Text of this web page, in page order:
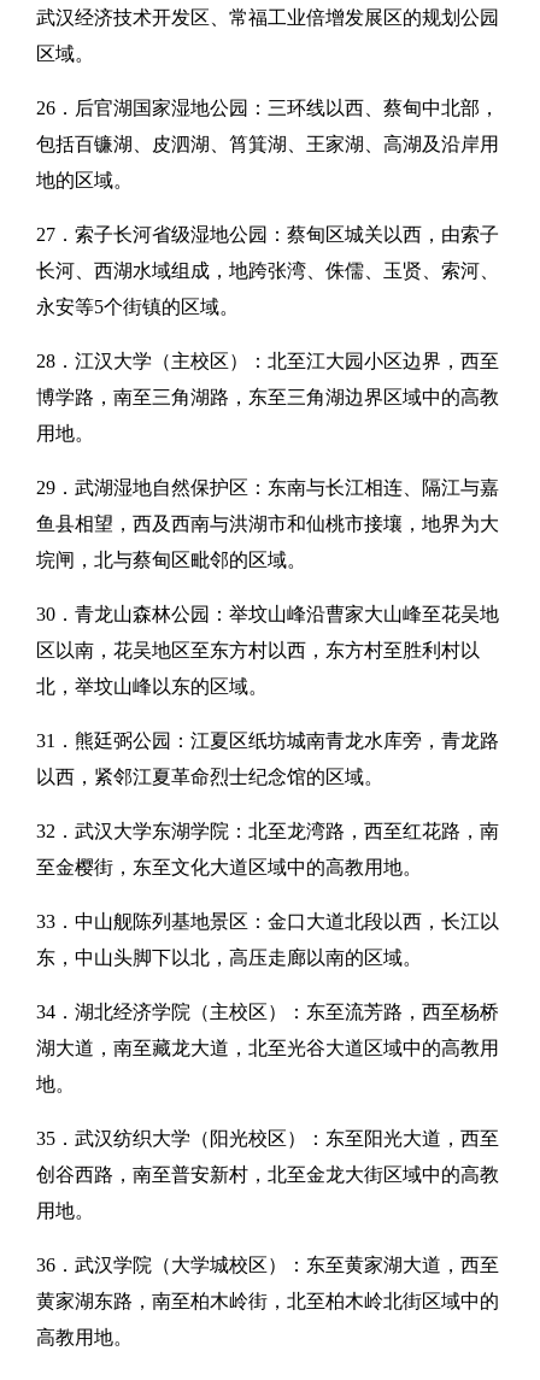
武汉经济技术开发区、常福工业倍增发展区的规划公园
区域。
26．后官湖国家湿地公园：三环线以西、蔡甸中北部，
包括百镰湖、皮泗湖、筲箕湖、王家湖、高湖及沿岸用
地的区域。
27．索子长河省级湿地公园：蔡甸区城关以西，由索子
长河、西湖水域组成，地跨张湾、侏儒、玉贤、索河、
永安等5个街镇的区域。
28．江汉大学（主校区）：北至江大园小区边界，西至
博学路，南至三角湖路，东至三角湖边界区域中的高教
用地。
29．武湖湿地自然保护区：东南与长江相连、隔江与嘉
鱼县相望，西及西南与洪湖市和仙桃市接壤，地界为大
垸闸，北与蔡甸区毗邻的区域。
30．青龙山森林公园：举坟山峰沿曹家大山峰至花吴地
区以南，花吴地区至东方村以西，东方村至胜利村以
北，举坟山峰以东的区域。
31．熊廷弼公园：江夏区纸坊城南青龙水库旁，青龙路
以西，紧邻江夏革命烈士纪念馆的区域。
32．武汉大学东湖学院：北至龙湾路，西至红花路，南
至金樱街，东至文化大道区域中的高教用地。
33．中山舰陈列基地景区：金口大道北段以西，长江以
东，中山头脚下以北，高压走廊以南的区域。
34．湖北经济学院（主校区）：东至流芳路，西至杨桥
湖大道，南至藏龙大道，北至光谷大道区域中的高教用
地。
35．武汉纺织大学（阳光校区）：东至阳光大道，西至
创谷西路，南至普安新村，北至金龙大街区域中的高教
用地。
36．武汉学院（大学城校区）：东至黄家湖大道，西至
黄家湖东路，南至柏木岭街，北至柏木岭北街区域中的
高教用地。